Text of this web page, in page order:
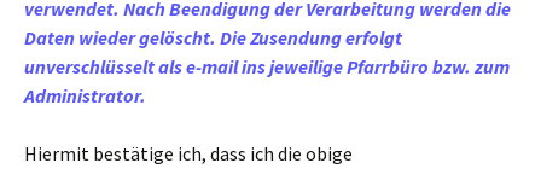
verwendet. Nach Beendigung der Verarbeitung werden die
Daten wieder gelöscht. Die Zusendung erfolgt
unverschlüsselt als e-mail ins jeweilige Pfarrbüro bzw. zum
Administrator.
Hiermit bestätige ich, dass ich die obige